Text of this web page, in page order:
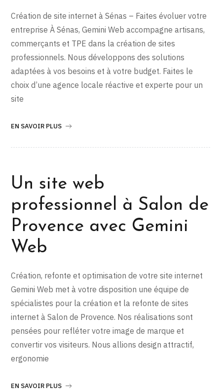
Création de site internet à Sénas – Faites évoluer votre
entreprise À Sénas, Gemini Web accompagne artisans,
commerçants et TPE dans la création de sites
professionnels. Nous développons des solutions
adaptées à vos besoins et à votre budget. Faites le
choix d’une agence locale réactive et experte pour un
site
EN SAVOIR PLUS
Un site web
professionnel à Salon de
Provence avec Gemini
Web
Création, refonte et optimisation de votre site internet
Gemini Web met à votre disposition une équipe de
spécialistes pour la création et la refonte de sites
internet à Salon de Provence. Nos réalisations sont
pensées pour refléter votre image de marque et
convertir vos visiteurs. Nous allions design attractif,
ergonomie
EN SAVOIR PLUS